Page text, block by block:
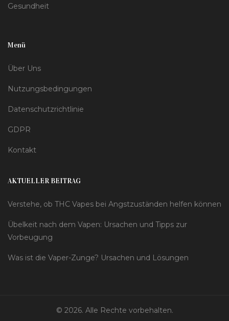
Gesundheit
Menü
Über Uns
Nutzungsbedingungen
Datenschutzrichtlinie
GDPR
Kontakt
AKTUELLER BEITRAG
Verstehe, ob THC Vapes bei Angstzuständen helfen können
Übelkeit nach dem Vapen: Ursachen und Tipps zur
Vorbeugung
Was ist die Vaper-Zunge? Ursachen und Lösungen
© 2026. Alle Rechte vorbehalten.